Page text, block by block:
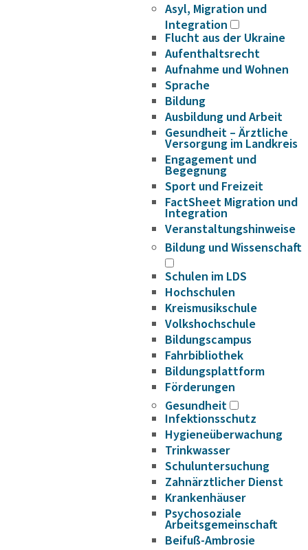
Asyl, Migration und
Integration
Flucht aus der Ukraine
Aufenthaltsrecht
Aufnahme und Wohnen
Sprache
Bildung
Ausbildung und Arbeit
Gesundheit – Ärztliche
Versorgung im Landkreis
Engagement und
Begegnung
Sport und Freizeit
FactSheet Migration und
Integration
Veranstaltungshinweise
Bildung und Wissenschaft
Schulen im LDS
Hochschulen
Kreismusikschule
Volkshochschule
Bildungscampus
Fahrbibliothek
Bildungsplattform
Förderungen
Gesundheit
Infektionsschutz
Hygieneüberwachung
Trinkwasser
Schuluntersuchung
Zahnärztlicher Dienst
Krankenhäuser
Psychosoziale
Arbeitsgemeinschaft
Beifuß-Ambrosie